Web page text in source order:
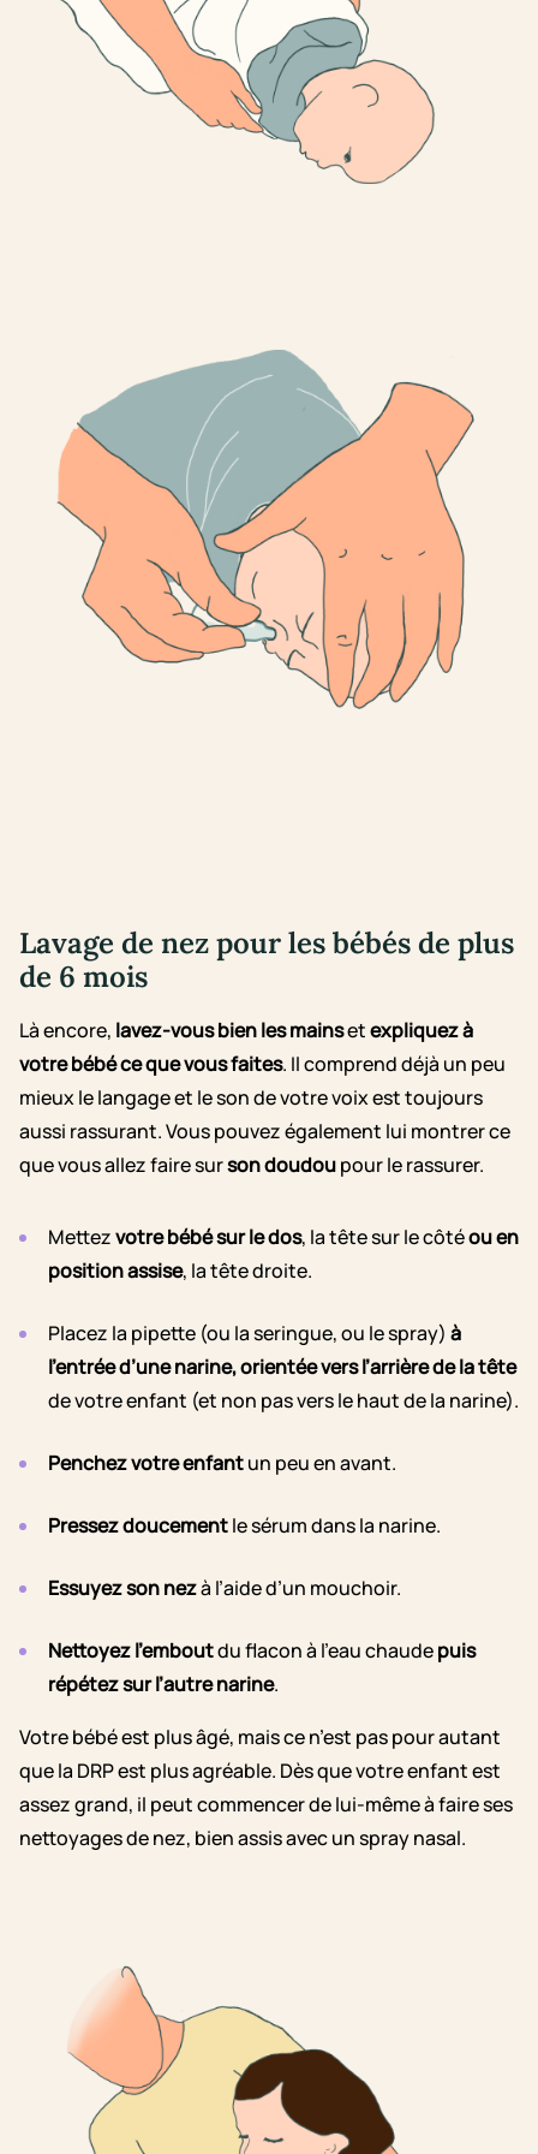
Lavage de nez pour les bébés de plus
de 6 mois
Là encore, lavez-vous bien les mainsetexpliquez à
votre bébé ce que vous faites. Il comprend déjà un peu
mieux le langage et le son de votre voix est toujours
aussi rassurant. Vous pouvez également lui montrer ce
que vous allez faire surson doudoupour le rassurer.
Mettezvotre bébé sur le dos, la tête sur le côtéou en
position assise, la tête droite.
Placez la pipette (ou la seringue, ou le spray) à
l’entrée d’une narine, orientée vers l’arrière de la tête
de votre enfant (et non pas vers le haut de la narine).
Penchez votre enfantun peu en avant.
Pressez doucementle sérum dans la narine.
Essuyez son nezà l’aide d’un mouchoir.
Nettoyez l’emboutdu flacon à l’eau chaudepuis
répétez sur l’autre narine.
Votre bébé est plus âgé, mais ce n’est pas pour autant
que la DRP est plus agréable. Dès que votre enfant est
assez grand, il peut commencer de lui-même à faire ses
nettoyages de nez, bien assis avec un spray nasal.